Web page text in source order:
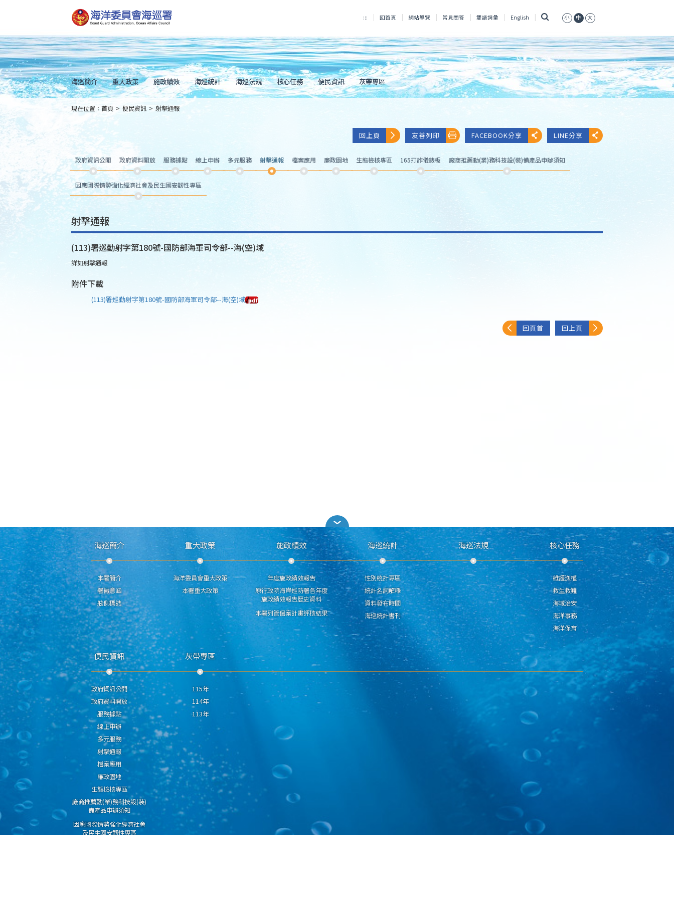
到
主
內
容
Skip
to
main
content
::: 回首頁 網站導覽 常見問答 雙語詞彙 English 小 中 大
海巡簡介 重大政策 施政績效 海巡統計 海巡法規 核心任務 便民資訊 灰帶專區
::: 現在位置： 首頁 > 便民資訊 > 射擊通報
回上頁 友善列印 FACEBOOK分享 LINE分享
政府資訊公開 政府資料開放 服務據點 線上申辦 多元服務 射擊通報 檔案應用 廉政園地 生態檢核專區 165打詐儀錶板 廠商推薦勤(業)務科技設(裝)備產品申辦須知
因應國際情勢強化經濟社會及民生國安韌性專區
射擊通報
(113)署巡勤射字第180號-國防部海軍司令部--海(空)域
詳如射擊通報
附件下載
(113)署巡勤射字第180號-國防部海軍司令部--海(空)域
回頁首 回上頁
海巡簡介
本署簡介
署徽意涵
舷側標誌
重大政策
海洋委員會重大政策
本署重大政策
施政績效
年度施政績效報告
原行政院海岸巡防署各年度
施政績效報告歷史資料
本署列管個案計畫評核結果
海巡統計
性別統計專區
統計名詞解釋
資料發布時間
海巡統計書刊
海巡法規 核心任務
維護漁權
救生救難
海域治安
海洋事務
海洋保育
便民資訊
政府資訊公開
政府資料開放
服務據點
線上申辦
多元服務
射擊通報
檔案應用
廉政園地
生態檢核專區
廠商推薦勤(業)務科技設(裝)
備產品申辦須知
因應國際情勢強化經濟社會
及民生國安韌性專區
灰帶專區
115年
114年
113年